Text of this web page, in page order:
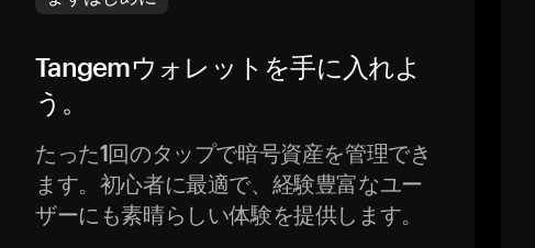
Tangemウォレットを手に入れよ
う。
たった1回のタップで暗号資産を管理でき
ます。初心者に最適で、経験豊富なユー
ザーにも素晴らしい体験を提供します。